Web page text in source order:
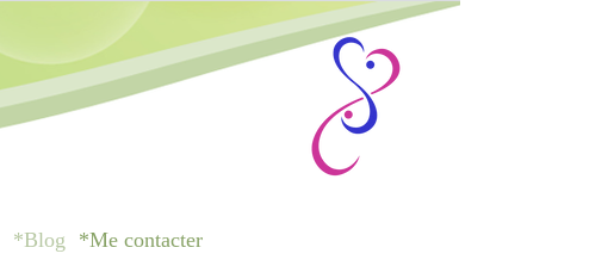
*Blog *Me contacter